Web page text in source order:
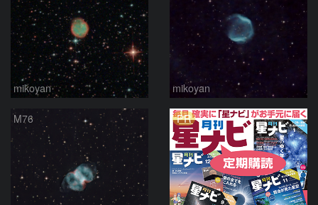
mikoyan mikoyan
M76 PR